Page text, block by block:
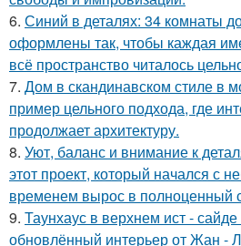
6. Синий в деталях: 34 комнаты
оформлены так, чтобы каждая
всё пространство читалось
7. Дом в скандинавском стиле в
пример цельного подхода, где
продолжает архитектуру.
8. Уют, баланс и внимание к
этот проект, который начался с
временем вырос в полноценный
9. Таунхаус в верхнем ист -
обновлённый интерьер от Жан -